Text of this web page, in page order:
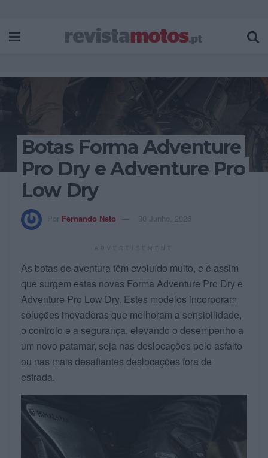
Botas Forma Adventure
Pro Dry e Adventure Pro
Low Dry
Por Fernando Neto 30 Junho, 2026
As botas de aventura têm evoluído muito, e é assim
que surgem estas novas Forma Adventure Pro Dry e
Adventure Pro Low Dry. Estes modelos incorporam
soluções inovadoras que melhoram a sensibilidade,
o controlo e a segurança, elevando o desempenho a
um novo patamar, seja nas deslocações pelo asfalto
ou nas mais desafiantes deslocações fora de
estrada.